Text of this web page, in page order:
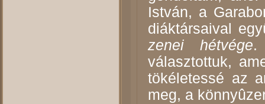
István, a
diáktársaival
zenei hétvége.
választottuk,
tökéletessé az
meg, a